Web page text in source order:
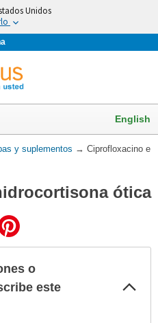
Unidos
English
y suplementos → Ciprofloxacino e
ótica
o
este